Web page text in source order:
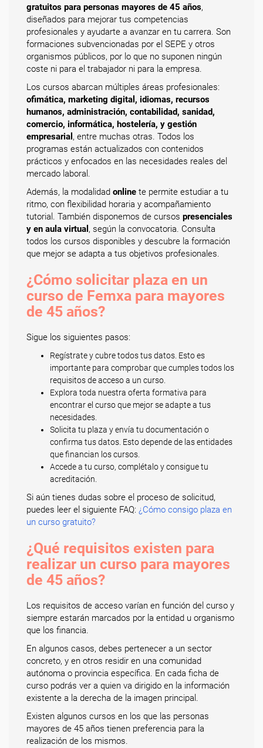
gratuitos para personas mayores de 45 años,
diseñados para mejorar tus competencias
profesionales y ayudarte a avanzar en tu carrera. Son
formaciones subvencionadas por el SEPE y otros
organismos públicos, por lo que no suponen ningún
coste ni para el trabajador ni para la empresa.
Los cursos abarcan múltiples áreas profesionales:
ofimática, marketing digital, idiomas, recursos
humanos, administración, contabilidad, sanidad,
comercio, informática, hostelería, y gestión
empresarial , entre muchas otras. Todos los
programas están actualizados con contenidos
prácticos y enfocados en las necesidades reales del
mercado laboral.
Además, la modalidad online te permite estudiar a tu
ritmo, con flexibilidad horaria y acompañamiento
tutorial. También disponemos de cursos presenciales
y en aula virtual , según la convocatoria. Consulta
todos los cursos disponibles y descubre la formación
que mejor se adapta a tus objetivos profesionales.
¿Cómo solicitar plaza en un
curso de Femxa para mayores
de 45 años?
Sigue los siguientes pasos:
Regístrate y cubre todos tus datos. Esto es
importante para comprobar que cumples todos los
requisitos de acceso a un curso.
Explora toda nuestra oferta formativa para
encontrar el curso que mejor se adapte a tus
necesidades.
Solicita tu plaza y envía tu documentación o
confirma tus datos. Esto depende de las entidades
que financian los cursos.
Accede a tu curso, complétalo y consigue tu
acreditación.
Si aún tienes dudas sobre el proceso de solicitud,
puedes leer el siguiente FAQ: ¿Cómo consigo plaza en
un curso gratuito?
¿Qué requisitos existen para
realizar un curso para mayores
de 45 años?
Los requisitos de acceso varían en función del curso y
siempre estarán marcados por la entidad u organismo
que los financia.
En algunos casos, debes pertenecer a un sector
concreto, y en otros residir en una comunidad
autónoma o provincia específica. En cada ficha de
curso podrás ver a quien va dirigido en la información
existente a la derecha de la imagen principal.
Existen algunos cursos en los que las personas
mayores de 45 años tienen preferencia para la
realización de los mismos.